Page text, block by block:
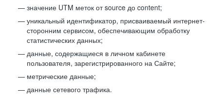
значение UTM меток от source до content;
уникальный идентификатор, присваиваемый интернет-
сторонним сервисом, обеспечивающим обработку
статистических данных;
данные, содержащиеся в личном кабинете
пользователя, зарегистрированного на Сайте;
метрические данные;
данные сетевого трафика.